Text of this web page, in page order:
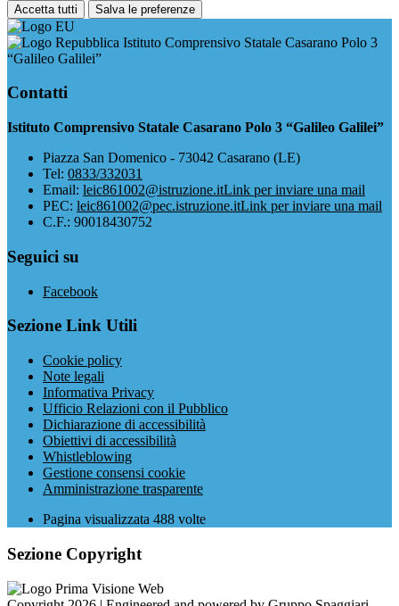
Accetta tutti Salva le preferenze
Istituto Comprensivo Statale Casarano Polo 3
“Galileo Galilei”
Contatti
Istituto Comprensivo Statale Casarano Polo 3 “Galileo Galilei”
Piazza San Domenico - 73042 Casarano (LE)
Tel: 0833/332031
Email: leic861002@istruzione.itLink per inviare una mail
PEC: leic861002@pec.istruzione.itLink per inviare una mail
C.F.: 90018430752
Seguici su
Facebook
Sezione Link Utili
Cookie policy
Note legali
Informativa Privacy
Ufficio Relazioni con il Pubblico
Dichiarazione di accessibilità
Obiettivi di accessibilità
Whistleblowing
Gestione consensi cookie
Amministrazione trasparente
Pagina visualizzata 488 volte
Sezione Copyright